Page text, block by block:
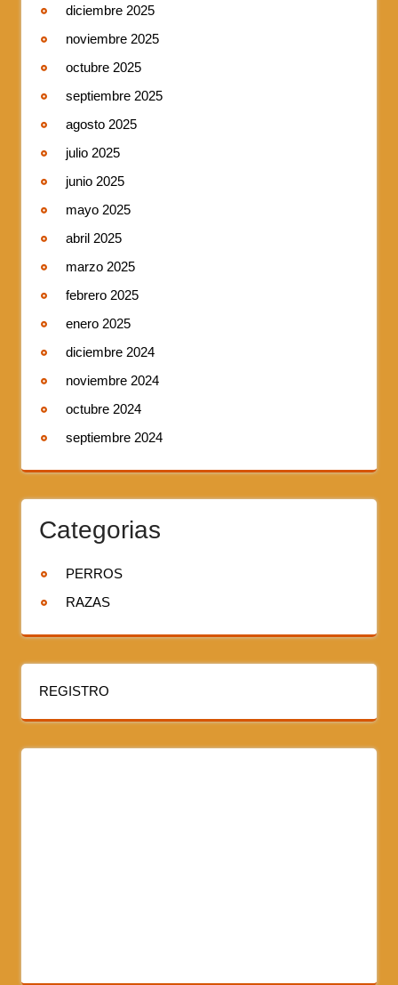
diciembre 2025
noviembre 2025
octubre 2025
septiembre 2025
agosto 2025
julio 2025
junio 2025
mayo 2025
abril 2025
marzo 2025
febrero 2025
enero 2025
diciembre 2024
noviembre 2024
octubre 2024
septiembre 2024
Categorias
PERROS
RAZAS
REGISTRO